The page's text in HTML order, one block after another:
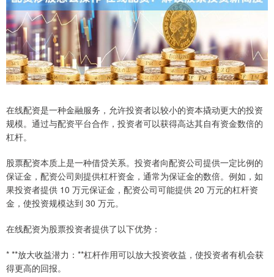
在线配资是一种金融服务，允许投资者以较小的资本撬动更大的投资
规模。通过与配资平台合作，投资者可以获得高达其自有资金数倍的
杠杆。
股票配资本质上是一种借贷关系。投资者向配资公司提供一定比例的
保证金，配资公司则提供杠杆资金，通常为保证金的数倍。例如，如
果投资者提供 10 万元保证金，配资公司可能提供 20 万元的杠杆资
金，使投资规模达到 30 万元。
在线配资为股票投资者提供了以下优势：
* **放大收益潜力：**杠杆作用可以放大投资收益，使投资者有机会获
得更高的回报。